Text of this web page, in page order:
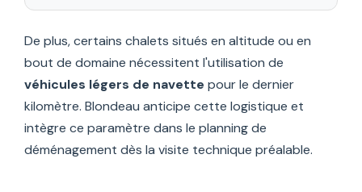
De plus, certains chalets situés en altitude ou en
bout de domaine nécessitent l'utilisation de
véhicules légers de navette pour le dernier
kilomètre. Blondeau anticipe cette logistique et
intègre ce paramètre dans le planning de
déménagement dès la visite technique préalable.